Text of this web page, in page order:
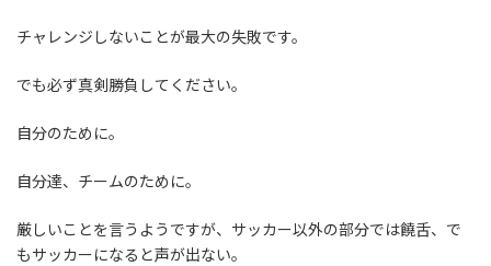
チャレンジしないことが最大の失敗です。
でも必ず真剣勝負してください。
自分のために。
自分達、チームのために。
厳しいことを言うようですが、サッカー以外の部分では饒舌、で
もサッカーになると声が出ない。